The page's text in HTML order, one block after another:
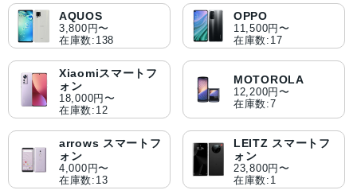
AQUOS
3,800円〜
在庫数:138
OPPO
11,500円〜
在庫数:17
Xiaomiスマートフ
ォン
18,000円〜
在庫数:12
MOTOROLA
12,200円〜
在庫数:7
arrows スマートフ
ォン
4,000円〜
在庫数:13
LEITZ スマートフ
ォン
23,800円〜
在庫数:1